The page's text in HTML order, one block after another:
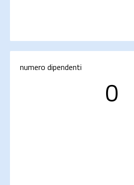
numero dipendenti
0